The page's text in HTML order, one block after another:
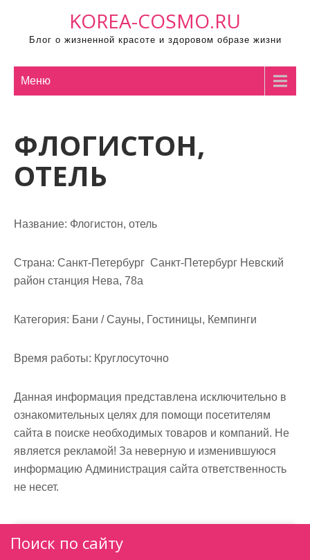
KOREA-COSMO.RU
Блог о жизненной красоте и здоровом образе жизни
Меню
ФЛОГИСТОН,
ОТЕЛЬ
Название: Флогистон, отель
Страна: Санкт-Петербург Санкт-Петербург Невский
район станция Нева, 78а
Категория: Бани / Сауны, Гостиницы, Кемпинги
Время работы: Круглосуточно
Данная информация представлена исключительно в
ознакомительных целях для помощи посетителям
сайта в поиске необходимых товаров и компаний. Не
является рекламой! За неверную и изменившуюся
информацию Администрация сайта ответственность
не несет.
Поиск по сайту